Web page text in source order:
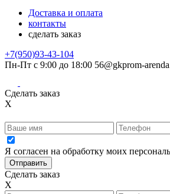
Доставка и оплата
контакты
сделать заказ
+7(950)93-43-104
Пн-Пт с 9:00 до 18:00 56@gkprom-
Сделать заказ
X
Я согласен на обработку моих
Сделать заказ
X